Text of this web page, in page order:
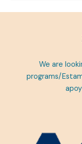
We are
programs/